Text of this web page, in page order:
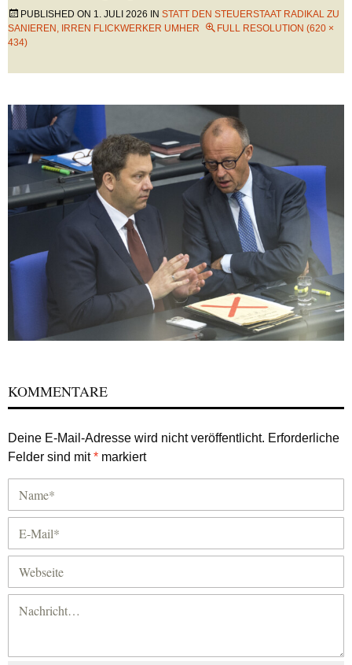
PUBLISHED ON 1. JULI 2026 IN STATT DEN STEUERSTAAT RADIKAL ZU
SANIEREN, IRREN FLICKWERKER UMHER
FULL RESOLUTION (620 ×
434)
KOMMENTARE
Deine E-Mail-Adresse wird nicht veröffentlicht. Erforderliche
Felder sind mit* markiert